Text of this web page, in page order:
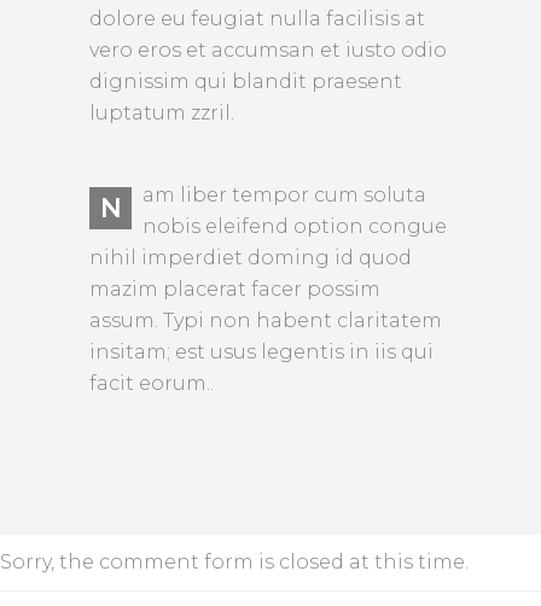
dolore eu feugiat nulla facilisis at
vero eros et accumsan et iusto odio
dignissim qui blandit praesent
luptatum zzril.
N
am liber tempor cum soluta
nobis eleifend option congue
nihil imperdiet doming id quod
mazim placerat facer possim
assum. Typi non habent claritatem
insitam; est usus legentis in iis qui
facit eorum..
Sorry, the comment form is closed at this time.